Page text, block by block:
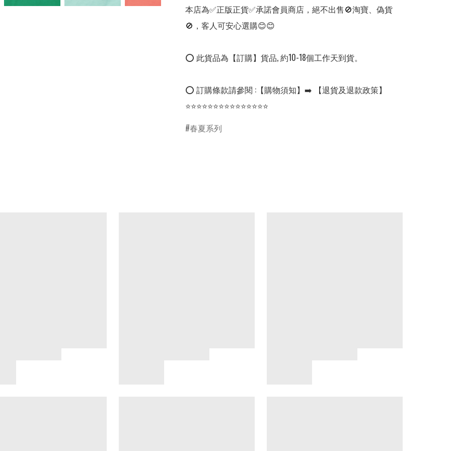
本店為✅正版正貨✅承諾會員商店，絕不出售🚫淘寶、偽貨
🚫，客人可安心選購😊😊
⭕ 此貨品為【訂購】貨品, 約10-18個工作天到貨。
⭕ 訂購條款請參閱 :【購物須知】➡️ 【退貨及退款政策】
⭐⭐⭐⭐⭐⭐⭐⭐⭐⭐⭐⭐⭐⭐⭐
春夏系列